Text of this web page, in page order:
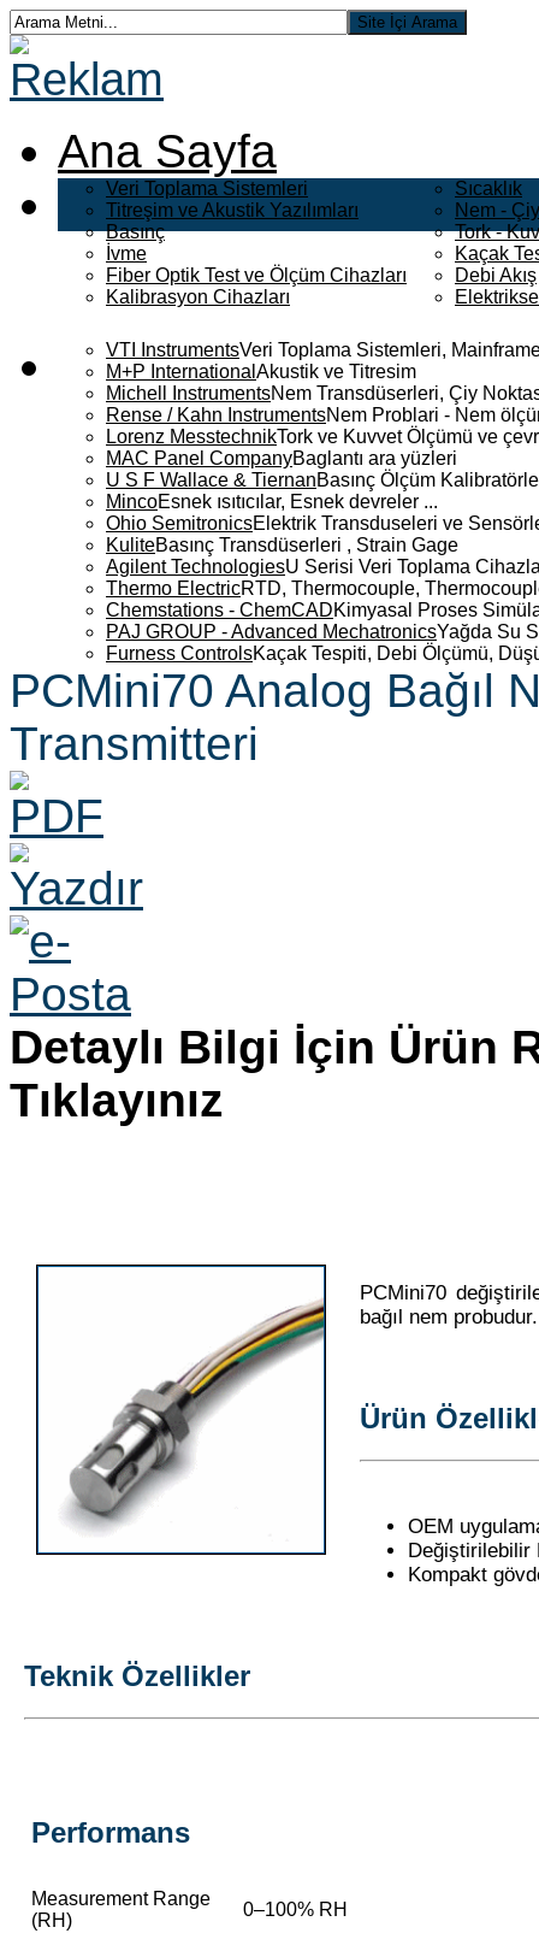
Ana Sayfa
Veri Toplama Sistemleri
Titreşim ve Akustik Yazılımları
Basınç
İvme
Fiber Optik Test ve Ölçüm Cihazları
Kalibrasyon Cihazları
Sıcaklık
Nem -
Tork -
Kaçak
Debi Akış
VTI InstrumentsVeri Toplama Sistemleri,
M+P International Akustik ve Titresim
Michell InstrumentsNem Transdüserleri, Çiy
Rense / Kahn InstrumentsNem Problari - Nem
Lorenz MesstechnikTork ve Kuvvet Ölçümü ve
MAC Panel CompanyBaglantı ara yüzleri
U S F Wallace & TiernanBasınç Ölçüm
MincoEsnek ısıtıcılar, Esnek devreler ...
Ohio SemitronicsElektrik Transduseleri ve
KuliteBasınç Transdüserleri , Strain Gage
Agilent TechnologiesU Serisi Veri Toplama
Thermo ElectricRTD, Thermocouple,
Chemstations - ChemCADKimyasal Proses
PAJ GROUP - Advanced MechatronicsYağda Su
Furness ControlsKaçak Tespiti, Debi Ölçümü,
PCMini70 Analog Bağıl
Transmitteri
Detaylı Bilgi İçin Ürün
Tıklayınız
PCMini70
bağıl nem probudur.
Ürün
OEM
Değiştirilebilir
Kompakt
Teknik Özellikler
Performans
Measurement Range
(RH)
0–100% RH